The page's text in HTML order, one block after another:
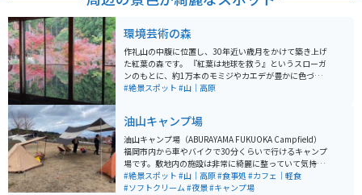
環境芸術の森
作礼山の中腹に位置し、30年近い歳月をかけて築き上げ
た紅葉の森です。 『紅葉は地球を救う』というスローガ
ンのもとに、約1万本のモミジやカエデが豊かに色づき
ます。100年前に建てられた旧家の廃材で作られた「風
#絶景スポット #山｜高原
油山キャンプ場
油山キャンプ場（ABURAYAMA FUKUOKA Campfield）
福岡市内から車やバイクで30分くらいで行けるキャンプ
場です。敷地内の施設は非常に綺麗に整っていて気持ち
よく過ごせます。日帰りツーリングで行って、美味しい
コーヒーやソフトクリームを味わうことも楽しめます。
#絶景スポット #山｜高原#食事処 #カフェ｜軽食
#ソフトクリーム#夜景#キャンプ場